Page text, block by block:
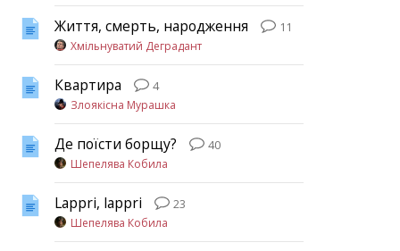
Життя, смерть, народження
11
Хмільнуватий Деградант
Квартира
4
Злоякісна Мурашка
Де поїсти борщу?
40
Шепелява Кобила
Lappri, lappri
23
Шепелява Кобила